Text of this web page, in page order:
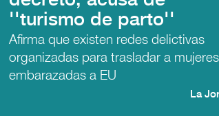
''turismo de parto''
Afirma que existen redes delictivas
organizadas para trasladar a mujeres
embarazadas a EU
La